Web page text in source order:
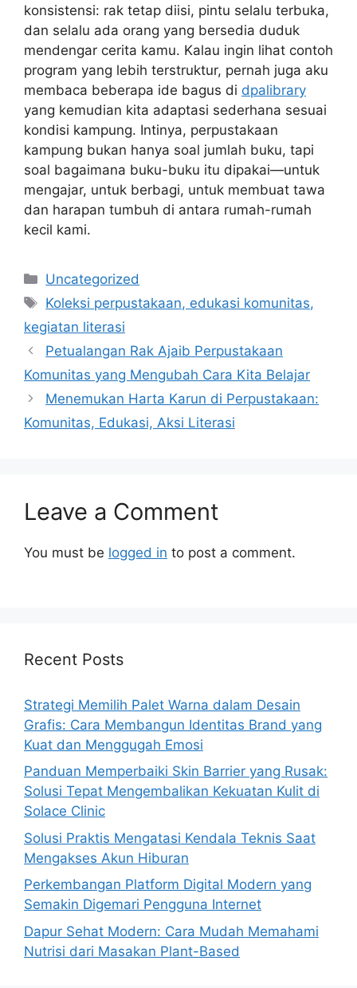
konsistensi: rak tetap diisi, pintu selalu terbuka,
dan selalu ada orang yang bersedia duduk
mendengar cerita kamu. Kalau ingin lihat contoh
program yang lebih terstruktur, pernah juga aku
membaca beberapa ide bagus di dpalibrary
yang kemudian kita adaptasi sederhana sesuai
kondisi kampung. Intinya, perpustakaan
kampung bukan hanya soal jumlah buku, tapi
soal bagaimana buku-buku itu dipakai—untuk
mengajar, untuk berbagi, untuk membuat tawa
dan harapan tumbuh di antara rumah-rumah
kecil kami.
Categories
Uncategorized
Tags
Koleksi perpustakaan, edukasi komunitas,
kegiatan literasi
Petualangan Rak Ajaib Perpustakaan
Komunitas yang Mengubah Cara Kita Belajar
Menemukan Harta Karun di Perpustakaan:
Komunitas, Edukasi, Aksi Literasi
Leave a Comment
You must be logged in to post a comment.
Recent Posts
Strategi Memilih Palet Warna dalam Desain
Grafis: Cara Membangun Identitas Brand yang
Kuat dan Menggugah Emosi
Panduan Memperbaiki Skin Barrier yang Rusak:
Solusi Tepat Mengembalikan Kekuatan Kulit di
Solace Clinic
Solusi Praktis Mengatasi Kendala Teknis Saat
Mengakses Akun Hiburan
Perkembangan Platform Digital Modern yang
Semakin Digemari Pengguna Internet
Dapur Sehat Modern: Cara Mudah Memahami
Nutrisi dari Masakan Plant-Based